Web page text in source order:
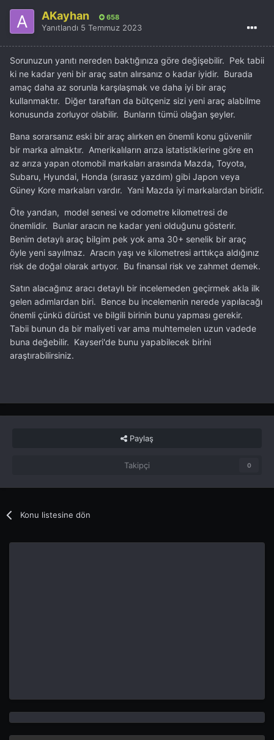
AKayhan 658
Yanıtlandı 5 Temmuz 2023
Sorunuzun yanıtı nereden baktığınıza göre değişebilir. Pek tabii
ki ne kadar yeni bir araç satın alırsanız o kadar iyidir. Burada
amaç daha az sorunla karşılaşmak ve daha iyi bir araç
kullanmaktır. Diğer taraftan da bütçeniz sizi yeni araç alabilme
konusunda zorluyor olabilir. Bunların tümü olağan şeyler.
Bana sorarsanız eski bir araç alırken en önemli konu güvenilir
bir marka almaktır. Amerikalıların arıza istatistiklerine göre en
az arıza yapan otomobil markaları arasında Mazda, Toyota,
Subaru, Hyundai, Honda (sırasız yazdım) gibi Japon veya
Güney Kore markaları vardır. Yani Mazda iyi markalardan biridir.
Öte yandan, model senesi ve odometre kilometresi de
önemlidir. Bunlar aracın ne kadar yeni olduğunu gösterir.
Benim detaylı araç bilgim pek yok ama 30+ senelik bir araç
öyle yeni sayılmaz. Aracın yaşı ve kilometresi arttıkça aldığınız
risk de doğal olarak artıyor. Bu finansal risk ve zahmet demek.
Satın alacağınız aracı detaylı bir incelemeden geçirmek akla ilk
gelen adımlardan biri. Bence bu incelemenin nerede yapılacağı
önemli çünkü dürüst ve bilgili birinin bunu yapması gerekir.
Tabii bunun da bir maliyeti var ama muhtemelen uzun vadede
buna değebilir. Kayseri'de bunu yapabilecek birini
araştırabilirsiniz.
Paylaş
Takipçi 0
Konu listesine dön